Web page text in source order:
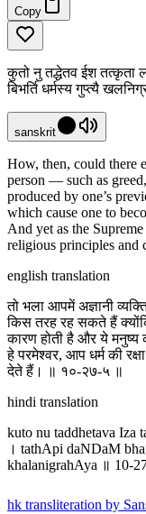
Copy
कुतो नु तद्धेतव ईश तत्कृता
बिभर्ति धर्मस्य गुप्त्यै
sanskrit
How, then, could there
person — such as
produced by one’s
which cause one to
And yet as the
religious principles
english translation
तो भला आपमें अज्ञानी
किस तरह रह सकते हैं
कारण होती है और ये
हे परमेश्वर, आप धर्म की
देते हैं। ॥ १०-२७-५ ॥
hindi translation
kuto nu taddhetava
। tathApi daNDaM
khalanigrahAya ॥ 10-
hk transliteration by